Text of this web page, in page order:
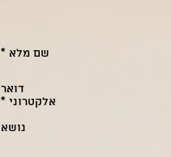
שם מלא *
דואר
אלקטרוני *
נושא